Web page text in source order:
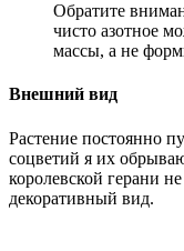
Обратите
чисто азотное
массы, а не
Внешний вид
Растение постоянно
соцветий я их
королевской герани
декоративный вид.